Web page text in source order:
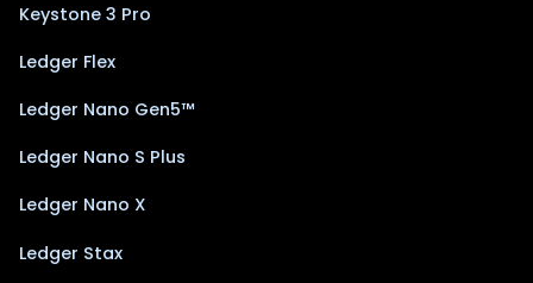
Keystone 3 Pro
Ledger Flex
Ledger Nano Gen5™
Ledger Nano S Plus
Ledger Nano X
Ledger Stax